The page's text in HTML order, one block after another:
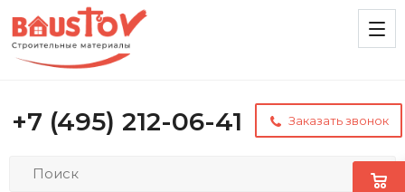
+7 (495) 212-06-41 Заказать звонок